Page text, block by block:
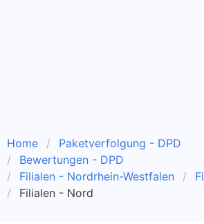
Home
Paketverfolgung - DPD
Bewertungen - DPD
Filialen - Nordrhein-Westfalen
Filialen - Nord